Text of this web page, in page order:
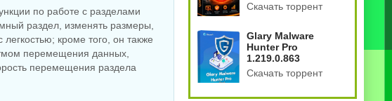
по работе с разделами
раздел, изменять размеры,
кроме того, он также
перемещения данных,
перемещения раздела
Скачать торрент
Glary Malware
Hunter Pro
1.219.0.863
Скачать торрент